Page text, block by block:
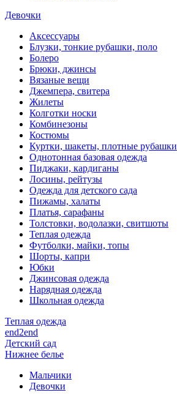
Девочки
Аксессуары
Блузки, тонкие рубашки, поло
Болеро
Брюки, джинсы
Вязаные вещи
Джемпера, свитера
Жилеты
Колготки носки
Комбинезоны
Костюмы
Куртки, шакеты, плотные рубашки
Однотонная базовая одежда
Пиджаки, кардиганы
Лосины, рейтузы
Одежда для детского сада
Пижамы, халаты
Платья, сарафаны
Толстовки, водолазки, свитшоты
Теплая одежда
Футболки, майки, топы
Шорты, капри
Юбки
Джинсовая одежда
Нарядная одежда
Школьная одежда
Теплая одежда
end2end
Детский сад
Нижнее белье
Мальчики
Девочки